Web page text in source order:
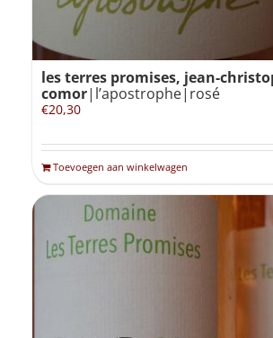
les terres promises, jean-
comor|l’apostrophe|rosé
€20,30
Toevoegen aan winkelwagen